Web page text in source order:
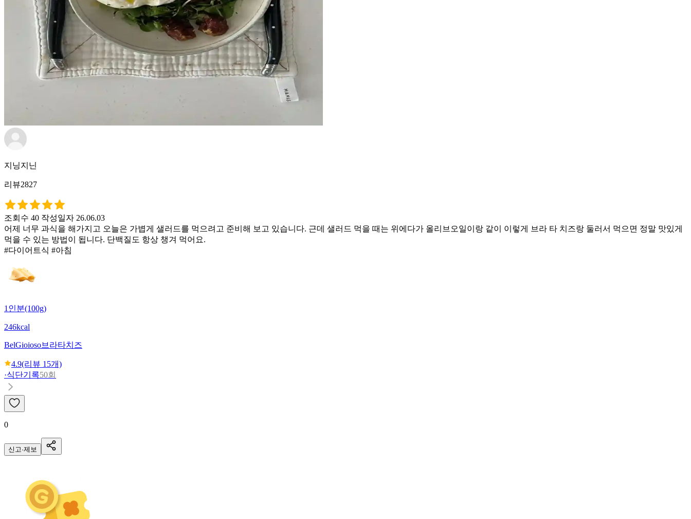
지닝지닌
리뷰2827
조회수 40 작성일자 26.06.03
어제 너무 과식을 해가지고 오늘은 가볍게 샐러드를 먹으려고 준비해 보고 있습니다. 근데 샐러드 먹을 때는 위에다가 올리브오일이랑 같이 이렇게 브라 타 치즈랑 둘러서 먹으면 정말 맛있게
먹을 수 있는 방법이 됩니다. 단백질도 항상 챙겨 먹어요.
#다이어트식 #아침
1인분(100g)
246kcal
BelGioioso브라타치즈
4.9(리뷰 15개)
·식단기록50회
0
신고·제보